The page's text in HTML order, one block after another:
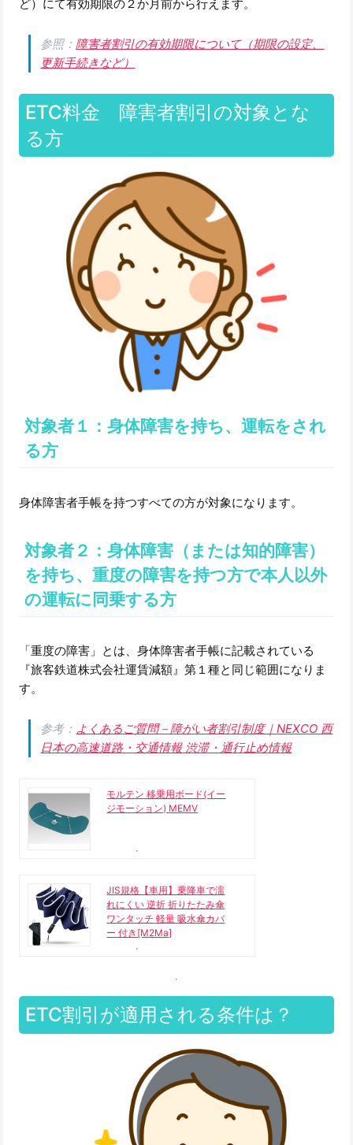
ど）にて有効期限の２か月前から行えます。
参照： 障害者割引の有効期限について（期限の設定、
更新手続きなど）
ETC料金 障害者割引の対象とな
る方
対象者１：身体障害を持ち、運転をされ
る方
身体障害者手帳を持つすべての方が対象になります。
対象者２：身体障害（または知的障害）
を持ち、重度の障害を持つ方で本人以外
の運転に同乗する方
「重度の障害」とは、身体障害者手帳に記載されている
『旅客鉄道株式会社運賃減額』第１種と同じ範囲になりま
す。
参考： よくあるご質問－障がい者割引制度｜NEXCO 西
日本の高速道路・交通情報 渋滞・通行止め情報
モルテン 移乗用ボード(イー
ジモーション) MEMV
JIS規格【車用】乗降車で濡
れにくい 逆折 折りたたみ傘
ワンタッチ 軽量 吸水傘カバ
ー 付き[M2Ma]
ETC割引が適用される条件は？